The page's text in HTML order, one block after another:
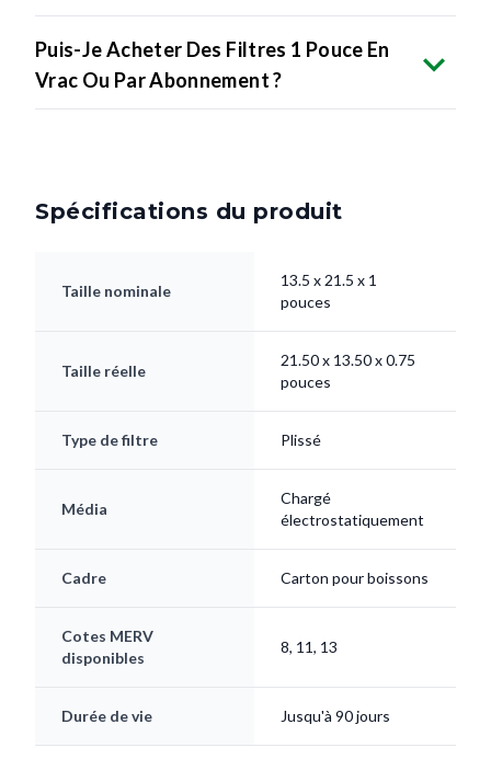
Puis-Je Acheter Des Filtres 1 Pouce En
Vrac Ou Par Abonnement ?
Spécifications du produit
Taille nominale
13.5 x 21.5 x 1
pouces
Taille réelle
21.50 x 13.50 x 0.75
pouces
Type de filtre Plissé
Média
Chargé
électrostatiquement
Cadre Carton pour boissons
Cotes MERV
disponibles
8, 11, 13
Durée de vie Jusqu'à 90 jours